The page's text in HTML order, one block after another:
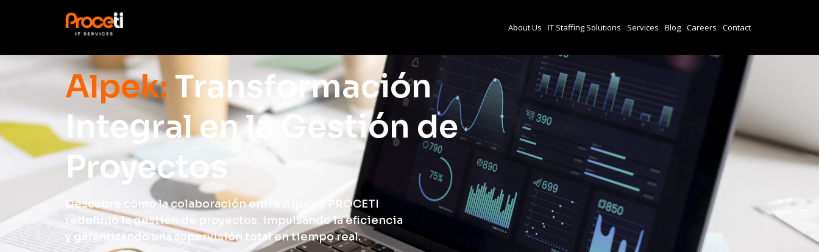
Alpek: Transformación
Integral en la Gestión de
Proyectos
Descubre cómo la colaboración entre Alpek y PROCETI
redefinió la gestión de proyectos, impulsando la eficiencia
y garantizando una supervisión total en tiempo real.
About Us IT Staffing Solutions Services Blog Careers Contact